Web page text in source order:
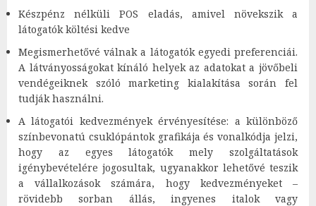
Készpénz nélküli POS eladás, amivel növekszik a
látogatók költési kedve
Megismerhetővé válnak a látogatók egyedi preferenciái.
A látványosságokat kínáló helyek az adatokat a jövőbeli
vendégeiknek szóló marketing kialakítása során fel
tudják használni.
A látogatói kedvezmények érvényesítése: a különböző
színbevonatú csuklópántok grafikája és vonalkódja jelzi,
hogy az egyes látogatók mely szolgáltatások
igénybevételére jogosultak, ugyanakkor lehetővé teszik
a vállalkozások számára, hogy kedvezményeket –
rövidebb sorban állás, ingyenes italok vagy